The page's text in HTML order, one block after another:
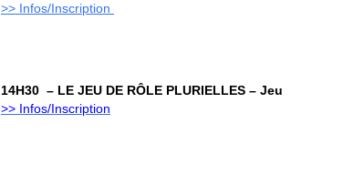
>> Infos/Inscription
14H30 – LE JEU DE RÔLE PLURIELLES – Jeu
>> Infos/Inscription